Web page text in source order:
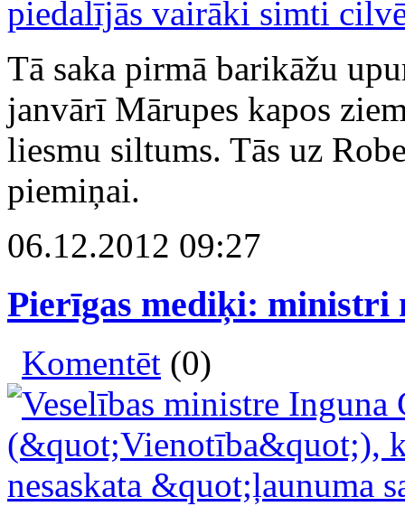
Tā saka pirmā barikāžu
janvārī Mārupes kapos
liesmu siltums. Tās uz
piemiņai.
06.12.2012 09:27
Pierīgas mediķi: ministri
Komentēt (0)